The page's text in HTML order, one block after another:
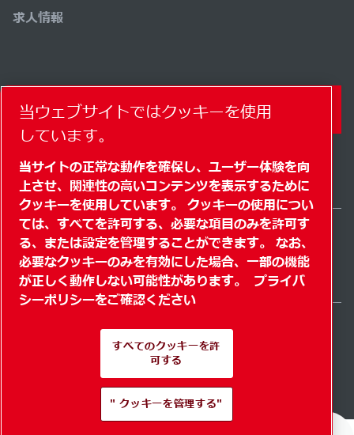
求人情報
コンタクトフォーム
サイトマップ" クッキーを管理する"© 2026 著作権
Japan / JA
Pioneering products.
Passionately applied.
当ウェブサイトではクッキーを使用
しています。
当サイトの正常な動作を確保し、ユーザー体験を向
上させ、関連性の高いコンテンツを表示するために
クッキーを使用しています。 クッキーの使用につい
ては、すべてを許可する、必要な項目のみを許可す
る、または設定を管理することができます。 なお、
必要なクッキーのみを有効にした場合、一部の機能
が正しく動作しない可能性があります。
プライバ
シーポリシーをご確認ください
すべてのクッキーを許
可する
" クッキーを管理する"